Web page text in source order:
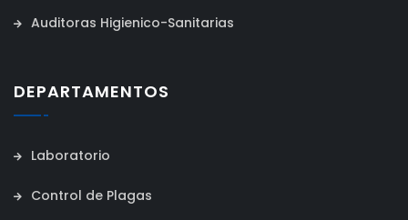
Auditoras Higienico-Sanitarias
DEPARTAMENTOS
Laboratorio
Control de Plagas